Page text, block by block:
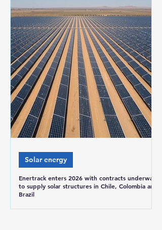
Enertrack enters 2026 with contracts underway
to supply solar structures in Chile, Colombia and
Brazil
Solar energy